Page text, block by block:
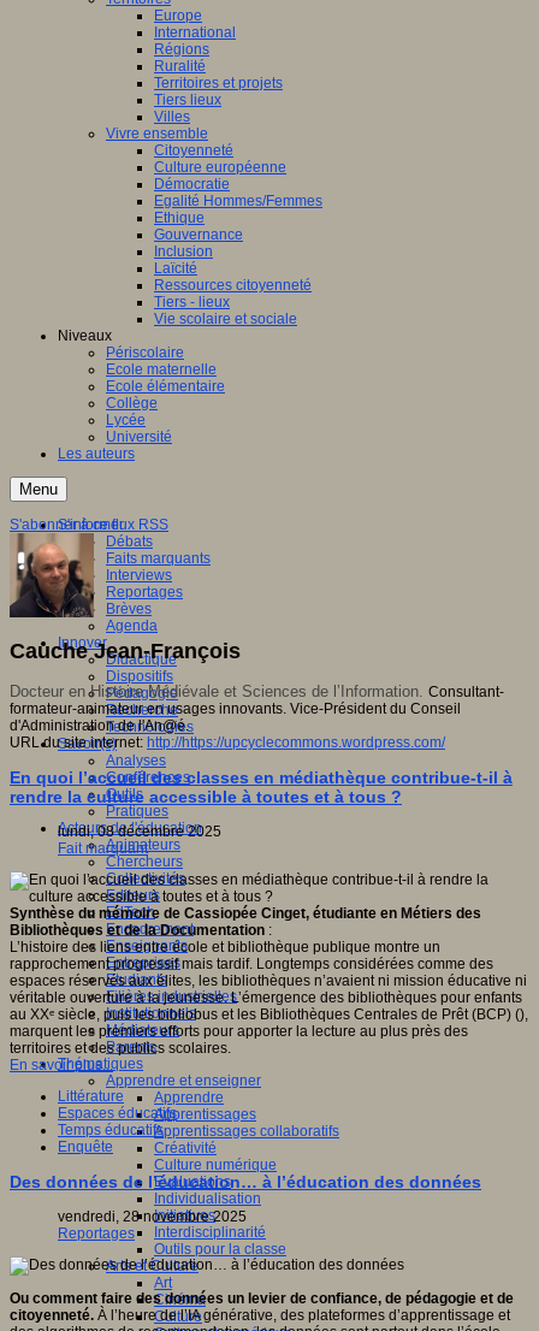
Europe
International
Régions
Ruralité
Territoires et projets
Tiers lieux
Villes
Vivre ensemble
Citoyenneté
Culture européenne
Démocratie
Egalité Hommes/Femmes
Ethique
Gouvernance
Inclusion
Laïcité
Ressources citoyenneté
Tiers - lieux
Vie scolaire et sociale
Niveaux
Périscolaire
Ecole maternelle
Ecole élémentaire
Collège
Lycée
Université
Les auteurs
Menu
S'informer
Débats
Faits marquants
Interviews
Reportages
Brèves
Agenda
Innover
Didactique
Dispositifs
Pédagogie
Recherche
Technologies
Savoir(s)
Analyses
Conférences
Outils
Pratiques
Acteurs de l'éducation
Animateurs
Chercheurs
Collectivités
Editeurs
EdTech
Encadrement
Enseignants
Entreprises
Etudiants
Filières industrielles
Institutionnels
Médiateurs
Parents
Thématiques
Apprendre et enseigner
Apprendre
Apprentissages
Apprentissages collaboratifs
Créativité
Culture numérique
Evaluations
Individualisation
Initiatives
Interdisciplinarité
Outils pour la classe
Arts et Culture
Art
Cinéma
Culture
S'abonner à ce flux RSS
Cauche Jean-François
Docteur en Histoire Médiévale et Sciences de l’Information. Consultant-
formateur-animateur en usages innovants. Vice-Président du Conseil
d'Administration de l'An@é.
URL du site internet: http://https://upcyclecommons.wordpress.com/
En quoi l’accueil des classes en médiathèque contribue-t-il à
rendre la culture accessible à toutes et à tous ?
lundi, 08 décembre 2025
Fait marquant
Synthèse du mémoire de Cassiopée Cinget, étudiante en Métiers des
Bibliothèques et de la Documentation :
L’histoire des liens entre école et bibliothèque publique montre un
rapprochement progressif mais tardif. Longtemps considérées comme des
espaces réservés aux élites, les bibliothèques n’avaient ni mission éducative ni
véritable ouverture à la jeunesse. L’émergence des bibliothèques pour enfants
au XXᵉ siècle, puis les bibliobus et les Bibliothèques Centrales de Prêt (BCP) (),
marquent les premiers efforts pour apporter la lecture au plus près des
territoires et des publics scolaires.
En savoir plus...
Littérature
Espaces éducatifs
Temps éducatifs
Enquête
Des données de l’éducation… à l’éducation des données
vendredi, 28 novembre 2025
Reportages
Ou comment faire des données un levier de confiance, de pédagogie et de
citoyenneté. À l’heure de l’IA générative, des plateformes d’apprentissage et